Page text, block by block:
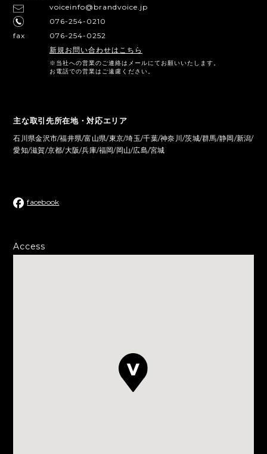
voiceinfo@brandvoice.jp
076-254-0210
fax
076-254-0252
新規お問い合わせはこちら
※当社への営業のご連絡はメールにてお願いいたします。
お電話での営業はご遠慮ください。
主な取引先所在地・対応エリア
石川県金沢市/福井県/富山県/東京/埼玉/千葉/神奈川/茨城/群馬/静岡/新潟/
愛知/滋賀/京都/大阪/兵庫/福岡/岡山/広島/宮城
facebook
Access